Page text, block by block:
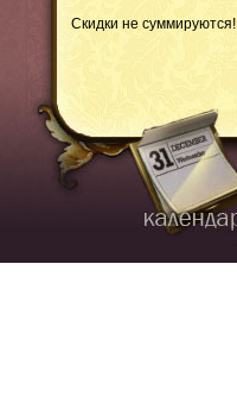
Скидки не суммируются!